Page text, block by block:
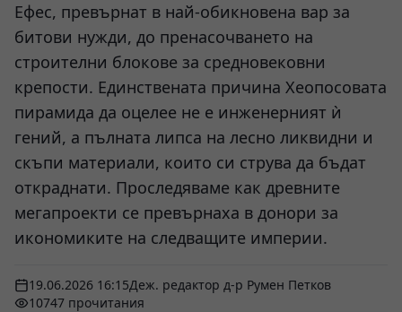
Ефес, превърнат в най-обикновена вар за
битови нужди, до пренасочването на
строителни блокове за средновековни
крепости. Единствената причина Хеопосовата
пирамида да оцелее не е инженерният ѝ
гений, а пълната липса на лесно ликвидни и
скъпи материали, които си струва да бъдат
откраднати. Проследяваме как древните
мегапроекти се превърнаха в донори за
икономиките на следващите империи.
19.06.2026 16:15Деж. редактор д-р Румен Петков
10747 прочитания